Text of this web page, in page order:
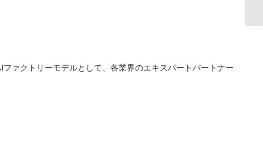
ァクトリーモデルとして、各業界のエキスパートパートナー